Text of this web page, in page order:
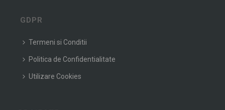
GDPR
Termeni si Conditii
Politica de Confidentialitate
Utilizare Cookies